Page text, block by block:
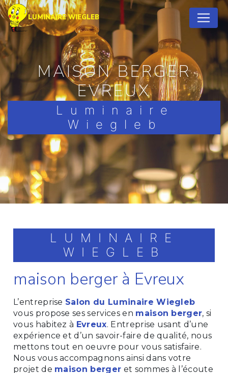
LUMINAIRE WIEGLEB
MAISON BERGER
EVREUX
Luminaire
Wiegleb
LUMINAIRE
WIEGLEB
maison berger à Evreux
L’entreprise Salon du Luminaire Wiegleb
vous propose ses services en maison berger, si
vous habitez à Evreux. Entreprise usant d’une
expérience et d’un savoir-faire de qualité, nous
mettons tout en oeuvre pour vous satisfaire.
Nous vous accompagnons ainsi dans votre
projet de maison berger et sommes à l’écoute
Panneau de gestion des cookies